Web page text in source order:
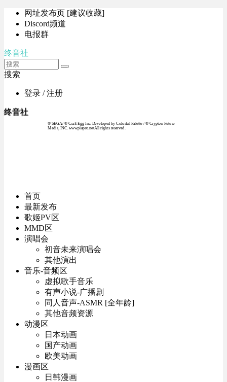
网址发布页 [建议收藏]
Discord频道
电报群
终音社
搜索
登录 / 注册
终音社
© SEGA / © Craft Egg Inc. Developed by Colorful Palette / © Crypton Future
Media, INC. www.piapro.netAll rights reserved.
首页
最新发布
歌姬PV区
MMD区
演唱会
初音未来演唱会
其他演出
音乐-音频区
虚拟歌手音乐
有声小说-广播剧
同人音声-ASMR [全年龄]
其他音频资源
动漫区
日本动画
国产动画
欧美动画
漫画区
日韩漫画